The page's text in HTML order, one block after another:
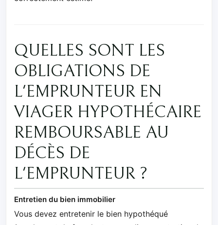
QUELLES SONT LES
OBLIGATIONS DE
L'EMPRUNTEUR EN
VIAGER HYPOTHÉCAIRE
REMBOURSABLE AU
DÉCÈS DE
L'EMPRUNTEUR ?
Entretien du bien immobilier
Vous devez entretenir le bien hypothéqué